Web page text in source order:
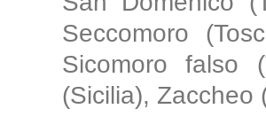
Seccomoro
Sicomoro falso
(Sicilia), Zaccheo